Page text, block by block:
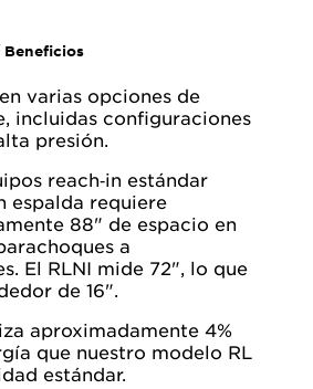
varias opciones de
incluidas configuraciones
presión.
reach‑in estándar
espalda requiere
88" de espacio en
a
El RLNI mide 72", lo que
de 16".
aproximadamente 4%
que nuestro modelo RL
estándar.